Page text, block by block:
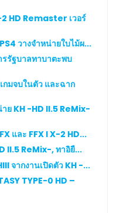
2 HD Remaster เวอร์
วางจำหน่ายใบไม้ผ...
รรัฐบาลทาบาตะพบ
กมจบในตัว และฉาก
าย KH -HD II.5 ReMix-
และ FFX l X-2 HD...
II.5 ReMix-, ทาอิยื...
จากงานเปิดตัว KH -...
TYPE-0 HD –